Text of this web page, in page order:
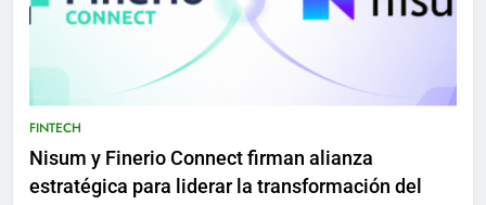
FINTECH
Nisum y Finerio Connect firman alianza
estratégica para liderar la transformación del